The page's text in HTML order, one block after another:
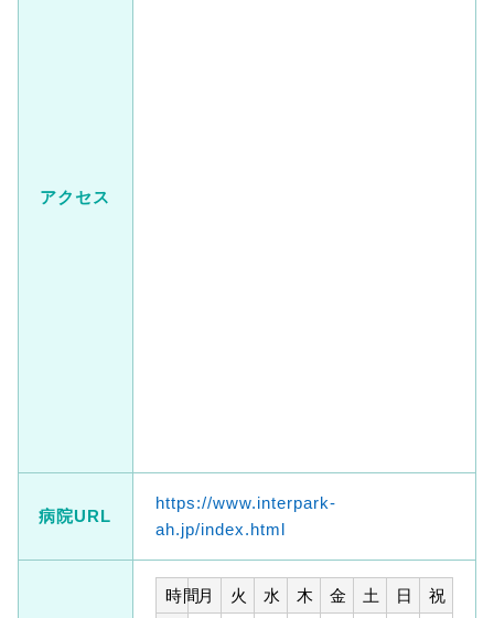
アクセス
病院URL
https://www.interpark-
ah.jp/index.html
時間月 火 水 木 金 土 日
祝